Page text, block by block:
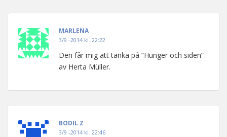
MARLENA
3/9 -2014 kl. 22:22
Den får mig att tänka på ”Hunger och siden”
av Herta Müller.
BODIL Z
3/9 -2014 kl. 22:46